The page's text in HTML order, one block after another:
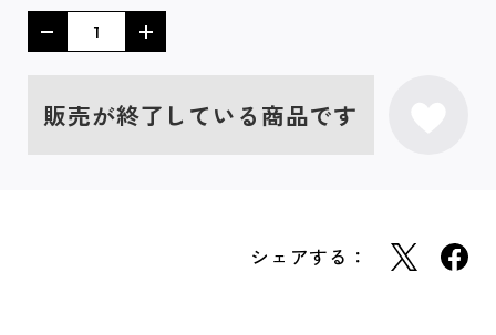
販売が終了している商品です
シェアする：